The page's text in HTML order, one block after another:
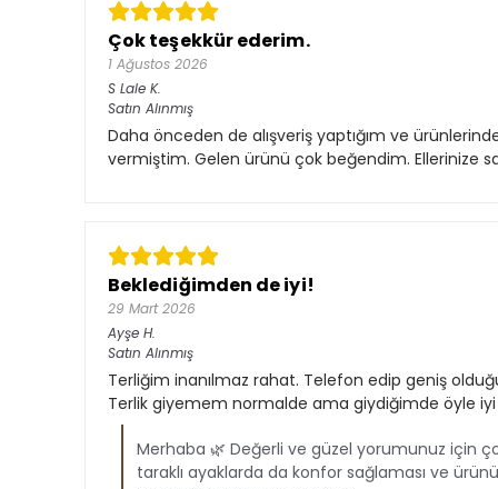
Çok teşekkür ederim.
1 Ağustos 2026
S Lale K.
Satın Alınmış
Daha önceden de alışveriş yaptığım ve
vermiştim. Gelen ürünü çok beğendim. Ellerinize
Beklediğimden de iyi!
29 Mart 2026
Ayşe H.
Satın Alınmış
Terliğim inanılmaz rahat. Telefon edip geniş
Terlik giyemem normalde ama giydiğimde öyle iyi
Merhaba 🌿 Değerli ve güzel yorumunuz için
taraklı ayaklarda da konfor sağlaması ve